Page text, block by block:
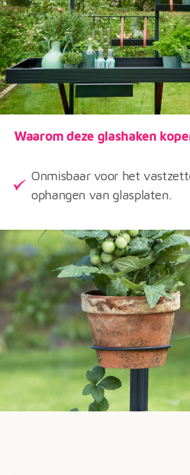
Waarom deze glashaken
Onmisbaar voor het
ophangen van glasplaten.